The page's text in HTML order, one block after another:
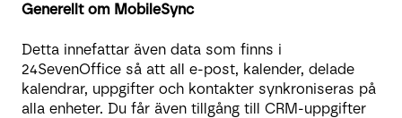
Generellt om MobileSync
Detta innefattar även data som finns i
24SevenOffice så att all e-post, kalender, delade
kalendrar, uppgifter och kontakter synkroniseras på
alla enheter. Du får även tillgång till CRM-uppgifter